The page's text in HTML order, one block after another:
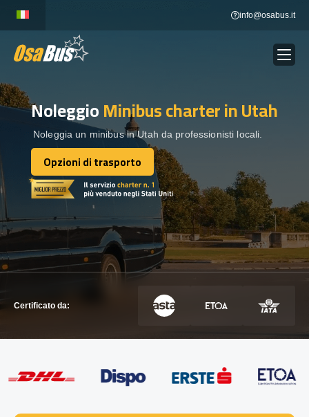
content
info@osabus.it
NOLEGGIO AUTOBUS Show dropdown
DESTINAZIONI
FLOTTA
METTITI IN CONTATTO
METTITI IN CONTATTO
NoleggioMinibus charterin Utah
Noleggia un minibus in Utah da professionisti locali.
Opzioni di trasporto
Opzioni di trasporto
Certificato da: